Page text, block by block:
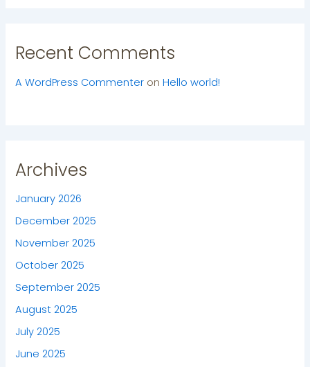
Recent Comments
A WordPress Commenter onHello world!
Archives
January 2026
December 2025
November 2025
October 2025
September 2025
August 2025
July 2025
June 2025